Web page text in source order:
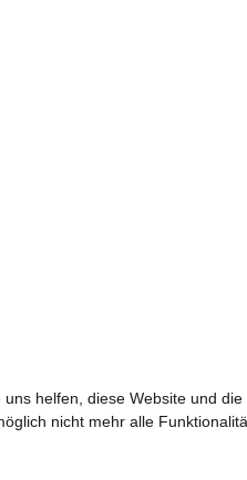
helfen, diese Website und
nicht mehr alle